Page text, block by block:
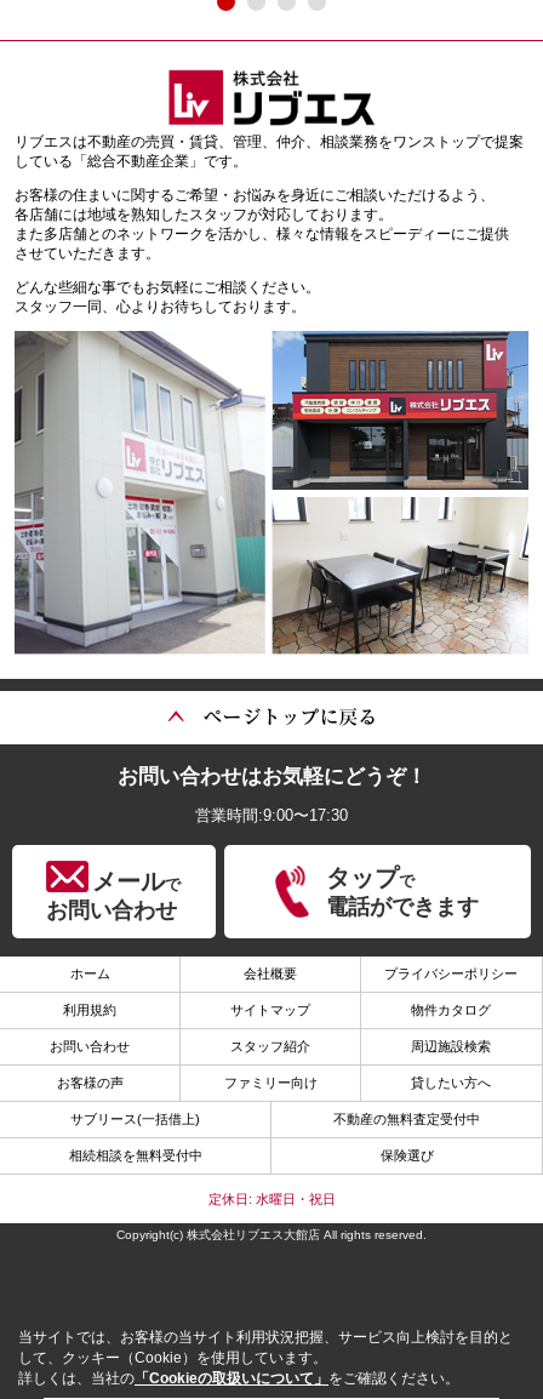
リブエスは不動産の売買・賃貸、管理、仲介、相談業務をワンストップで提案
している「総合不動産企業」です。
お客様の住まいに関するご希望・お悩みを身近にご相談いただけるよう、
各店舗には地域を熟知したスタッフが対応しております。
また多店舗とのネットワークを活かし、様々な情報をスピーディーにご提供
させていただきます。
どんな些細な事でもお気軽にご相談ください。
スタッフ一同、心よりお待ちしております。
お問い合わせはお気軽にどうぞ！
営業時間:9:00〜17:30
メールで
お問い合わせ
タップで
電話ができます
ホーム 会社概要 プライバシーポリシー
利用規約 サイトマップ 物件カタログ
お問い合わせ スタッフ紹介 周辺施設検索
お客様の声 ファミリー向け 貸したい方へ
サブリース(一括借上) 不動産の無料査定受付中
相続相談を無料受付中 保険選び
定休日: 水曜日・祝日
Copyright(c) 株式会社リブエス大館店 All rights reserved.
当サイトでは、お客様の当サイト利用状況把握、サービス向上検討を目的と
して、クッキー（Cookie）を使用しています。
詳しくは、当社の 「Cookieの取扱いについて」 をご確認ください。